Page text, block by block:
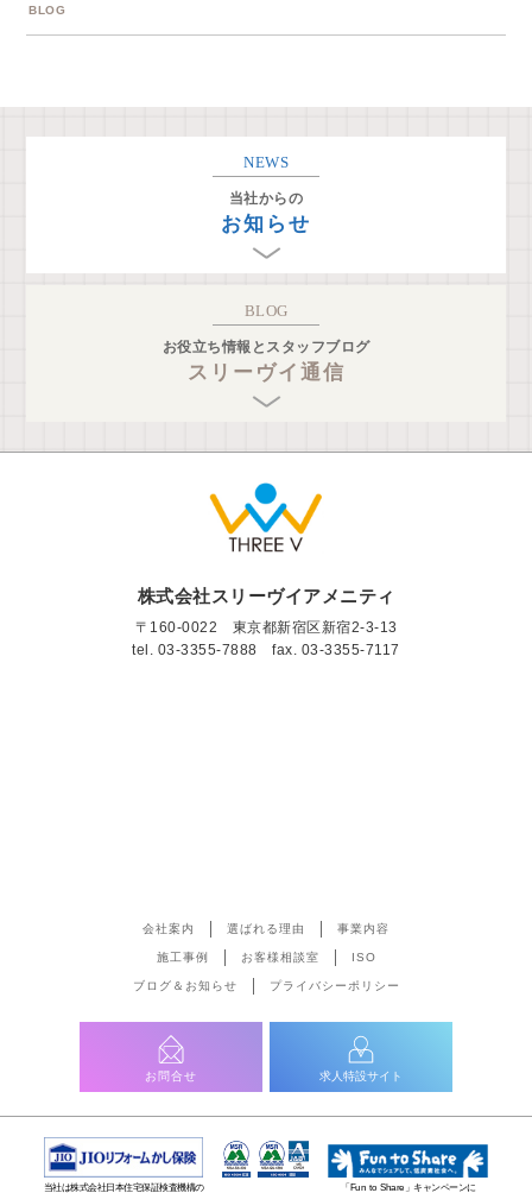
BLOG
NEWS
当社からの
お知らせ
BLOG
お役立ち情報とスタッフブログ
スリーヴイ通信
株式会社スリーヴイアメニティ
〒160-0022 東京都新宿区新宿2-3-13
tel. 03-3355-7888 fax. 03-3355-7117
会社案内 選ばれる理由 事業内容
施工事例 お客様相談室 ISO
ブログ＆お知らせ プライバシーポリシー
お問合せ 求人特設サイト
当社は株式会社日本住宅保証検査機構の 「Fun to Share」キャンペーンに